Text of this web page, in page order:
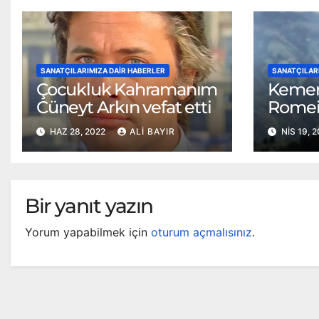
SANATÇILARIMIZA DAIR HABERLER
Çocukluk Kahramanım
Cüneyt Arkın vefat etti
HAZ 28, 2022 ALI BAYIR NIS 19,
Bir yanıt yazın
Yorum yapabilmek için oturum açmalısınız.